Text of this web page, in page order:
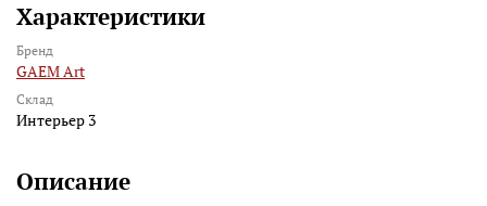
Характеристики
Бренд
GAEM Art
Склад
Интерьер 3
Описание